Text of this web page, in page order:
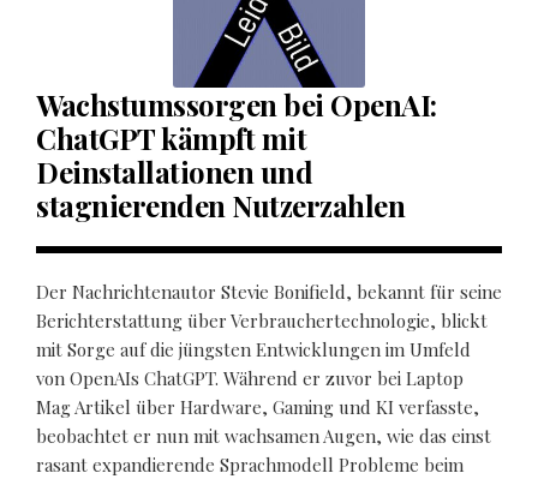
Wachstumssorgen bei OpenAI:
ChatGPT kämpft mit
Deinstallationen und
stagnierenden Nutzerzahlen
Der Nachrichtenautor Stevie Bonifield, bekannt für seine
Berichterstattung über Verbrauchertechnologie, blickt
mit Sorge auf die jüngsten Entwicklungen im Umfeld
von OpenAIs ChatGPT. Während er zuvor bei Laptop
Mag Artikel über Hardware, Gaming und KI verfasste,
beobachtet er nun mit wachsamen Augen, wie das einst
rasant expandierende Sprachmodell Probleme beim